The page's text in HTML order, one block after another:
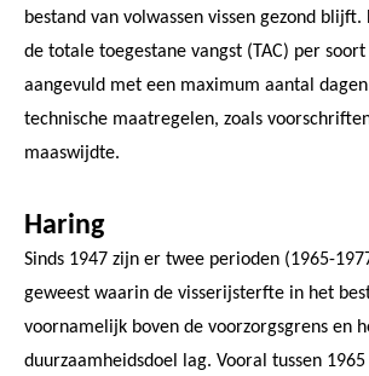
bestand van volwassen vissen gezond
de totale toegestane vangst (TAC) per
aangevuld met een maximum aantal
technische maatregelen, zoals
maaswijdte.
Haring
Sinds 1947 zijn er twee perioden (1965-
geweest waarin de visserijsterfte in het
voornamelijk boven de voorzorgsgrens en
duurzaamheidsdoel lag. Vooral tussen